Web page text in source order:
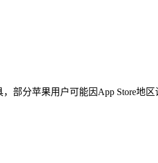
部分苹果用户可能因App Store地区